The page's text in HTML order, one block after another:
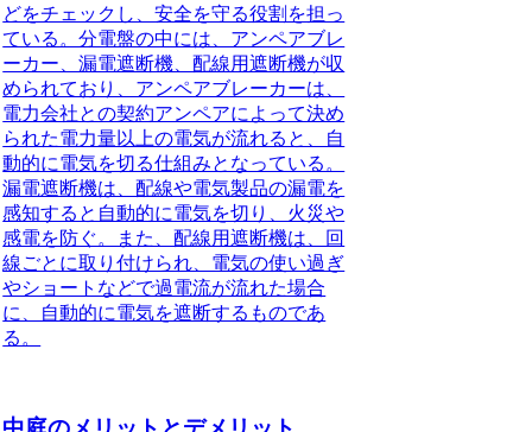
どをチェックし、安全を守る役割を担っ
ている。分電盤の中には、アンペアブレ
ーカー、漏電遮断機、配線用遮断機が収
められており、アンペアブレーカーは、
電力会社との契約アンペアによって決め
られた電力量以上の電気が流れると、自
動的に電気を切る仕組みとなっている。
漏電遮断機は、配線や電気製品の漏電を
感知すると自動的に電気を切り、火災や
感電を防ぐ。また、配線用遮断機は、回
線ごとに取り付けられ、電気の使い過ぎ
やショートなどで過電流が流れた場合
に、自動的に電気を遮断するものであ
る。